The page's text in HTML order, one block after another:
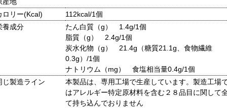
ロリー(Kcal)
112kcal/1個
養成分
たん白質（g） 1.4g/1個
脂質（g） 2.4g/1個
炭水化物（g） 21.4g（糖質21.1g、食物繊維
0.3g）/1個
ナトリウム（mg） 食塩相当量0.4g/1個
じ製造ライン
本製品は、専用工場で生産しています。製造工場
はアレルギー特定原材料を含む２８品目に関して
て持ち込んでおりません